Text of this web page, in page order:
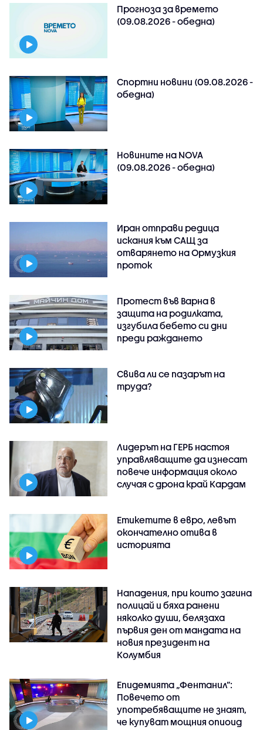
Прогноза за времето
(09.08.2026 - обедна)
Спортни новини (09.08.2026 -
обедна)
Новините на NOVA
(09.08.2026 - обедна)
Иран отправи редица
искания към САЩ за
отварянето на Ормузкия
проток
Протест във Варна в
защита на родилката,
изгубила бебето си дни
преди раждането
Свива ли се пазарът на
труда?
Лидерът на ГЕРБ настоя
управляващите да изнесат
повече информация около
случая с дрона край Кардам
Етикетите в евро, левът
окончателно отива в
историята
Нападения, при които загина
полицай и бяха ранени
няколко души, белязаха
първия ден от мандата на
новия президент на
Колумбия
Епидемията „Фентанил”:
Повечето от
употребяващите не знаят,
че купуват мощния опиоид